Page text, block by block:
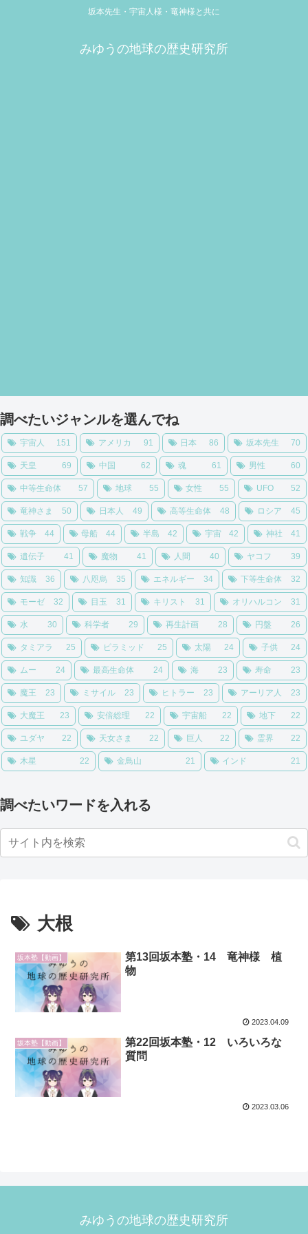
坂本先生・宇宙人様・竜神様と共に
みゆうの地球の歴史研究所
調べたいジャンルを選んでね
宇宙人 151 アメリカ 91 日本 86 坂本先生 70
天皇 69 中国 62 魂 61 男性 60
中等生命体 57 地球 55 女性 55 UFO 52
竜神さま 50 日本人 49 高等生命体 48 ロシア 45
戦争 44 母船 44 半島 42 宇宙 42 神社 41
遺伝子 41 魔物 41 人間 40 ヤコフ 39
知識 36 八咫烏 35 エネルギー 34 下等生命体 32
モーゼ 32 目玉 31 キリスト 31 オリハルコン 31
水 30 科学者 29 再生計画 28 円盤 26
タミアラ 25 ピラミッド 25 太陽 24 子供 24
ムー 24 最高生命体 24 海 23 寿命 23
魔王 23 ミサイル 23 ヒトラー 23 アーリア人 23
大魔王 23 安倍総理 22 宇宙船 22 地下 22
ユダヤ 22 天女さま 22 巨人 22 霊界 22
木星 22 金鳥山 21 インド 21
調べたいワードを入れる
大根
坂本塾【動画】
第13回坂本塾・14 竜神様 植
物
2023.04.09
坂本塾【動画】
第22回坂本塾・12 いろいろな
質問
2023.03.06
みゆうの地球の歴史研究所